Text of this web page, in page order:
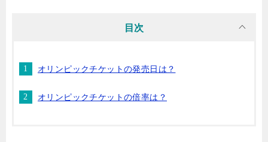
目次
オリンピックチケットの発売日は？
オリンピックチケットの倍率は？